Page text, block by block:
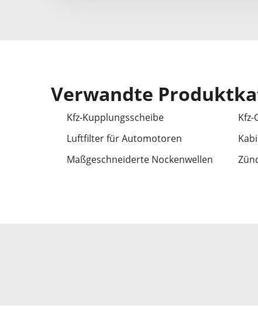
Verwandte
Kfz-Kupplungsscheibe
Luftfilter für Automotoren
Maßgeschneiderte Nockenwellen